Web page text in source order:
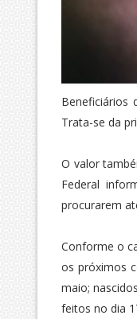
Beneficiários
Trata-se da
O valor
Federal
procurarem
Conforme o
os próximos
maio;
feitos no dia